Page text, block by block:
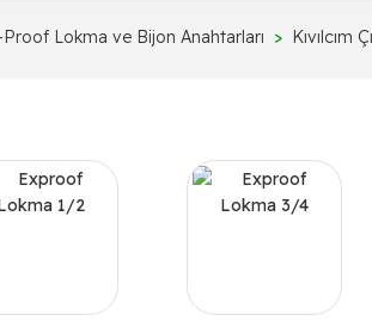
Proof Lokma ve Bijon Anahtarları Kıvılcım